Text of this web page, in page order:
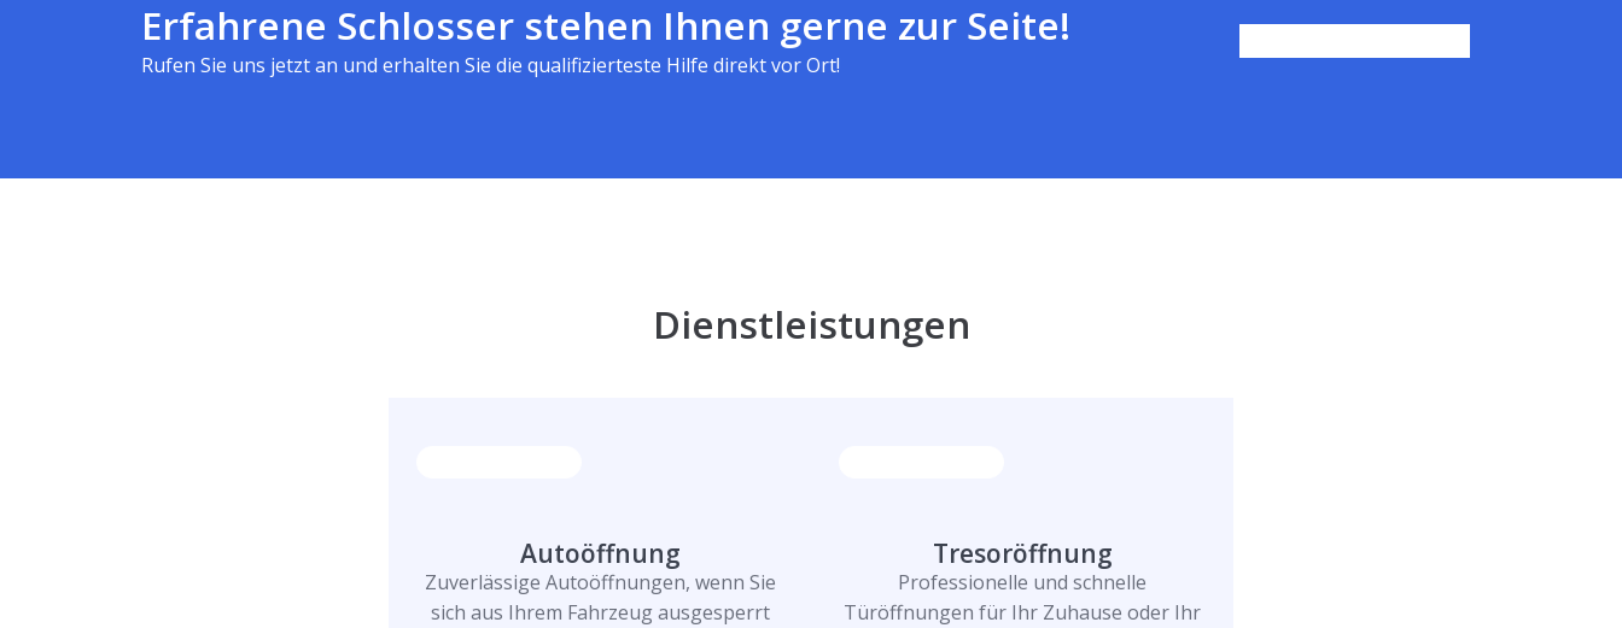
Erfahrene Schlosser stehen Ihnen gerne zur Seite!
Rufen Sie uns jetzt an und erhalten Sie die qualifizierteste Hilfe direkt vor Ort!
Dienstleistungen
Autoöffnung
Zuverlässige Autoöffnungen, wenn Sie
sich aus Ihrem Fahrzeug ausgesperrt
Tresoröffnung
Professionelle und schnelle
Türöffnungen für Ihr Zuhause oder Ihr